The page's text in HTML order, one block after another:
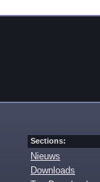
Sections:
Nieuws
Downloads